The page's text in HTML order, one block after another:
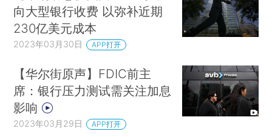
向大型银行收费 以弥补近期
230亿美元成本
2023年03月30日 APP打开
【华尔街原声】FDIC前主
席：银行压力测试需关注加息
影响
2023年03月29日 APP打开